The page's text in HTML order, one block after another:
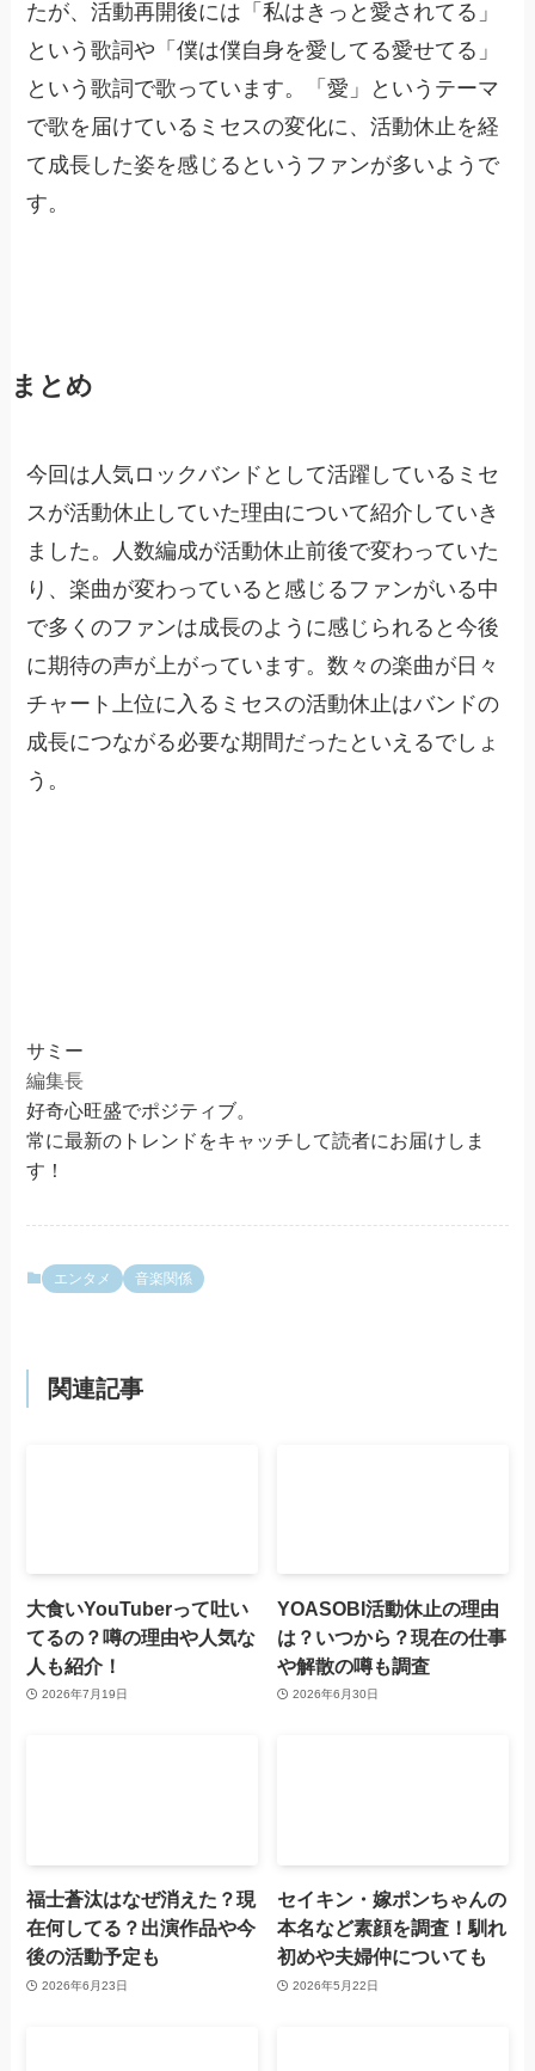
たが、活動再開後には「私はきっと愛されてる」
という歌詞や「僕は僕自身を愛してる愛せてる」
という歌詞で歌っています。「愛」というテーマ
で歌を届けているミセスの変化に、活動休止を経
て成長した姿を感じるというファンが多いようで
す。
まとめ
今回は人気ロックバンドとして活躍しているミセ
スが活動休止していた理由について紹介していき
ました。人数編成が活動休止前後で変わっていた
り、楽曲が変わっていると感じるファンがいる中
で多くのファンは成長のように感じられると今後
に期待の声が上がっています。数々の楽曲が日々
チャート上位に入るミセスの活動休止はバンドの
成長につながる必要な期間だったといえるでしょ
う。
サミー
編集長
好奇心旺盛でポジティブ。
常に最新のトレンドをキャッチして読者にお届けしま
す！
エンタメ 音楽関係
関連記事
大食いYouTuberって吐い
てるの？噂の理由や人気な
人も紹介！
2026年7月19日
YOASOBI活動休止の理由
は？いつから？現在の仕事
や解散の噂も調査
2026年6月30日
福士蒼汰はなぜ消えた？現
在何してる？出演作品や今
後の活動予定も
2026年6月23日
セイキン・嫁ポンちゃんの
本名など素顔を調査！馴れ
初めや夫婦仲についても
2026年5月22日